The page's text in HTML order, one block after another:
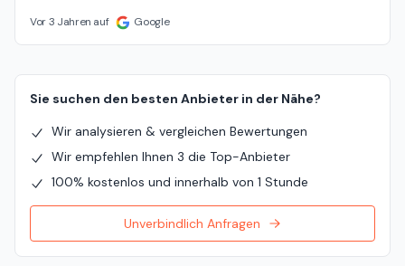
Vor 3 Jahren auf Google
Sie suchen den besten Anbieter in der Nähe?
Wir analysieren & vergleichen Bewertungen
Wir empfehlen Ihnen 3 die Top-Anbieter
100% kostenlos und innerhalb von 1 Stunde
Unverbindlich Anfragen